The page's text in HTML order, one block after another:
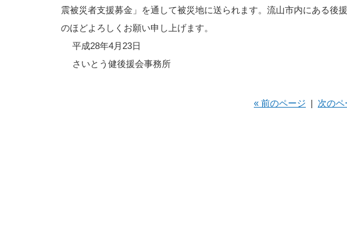
震被災者支援募金」を通して被災地に送られます。流山市内にある後
のほどよろしくお願い申し上げます。
平成28年4月23日
さいとう健後援会事務所
« 前のページ | 次のペ